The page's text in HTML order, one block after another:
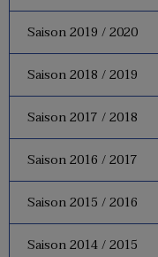
Saison 2019 / 2020
Saison 2018 / 2019
Saison 2017 / 2018
Saison 2016 / 2017
Saison 2015 / 2016
Saison 2014 / 2015